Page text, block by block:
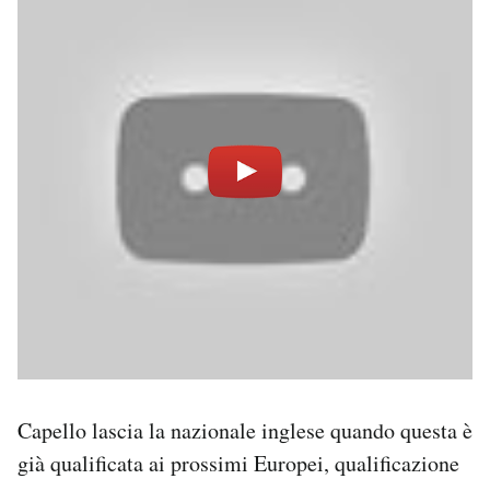
Capello lascia la nazionale inglese quando questa è
già qualificata ai prossimi Europei, qualificazione